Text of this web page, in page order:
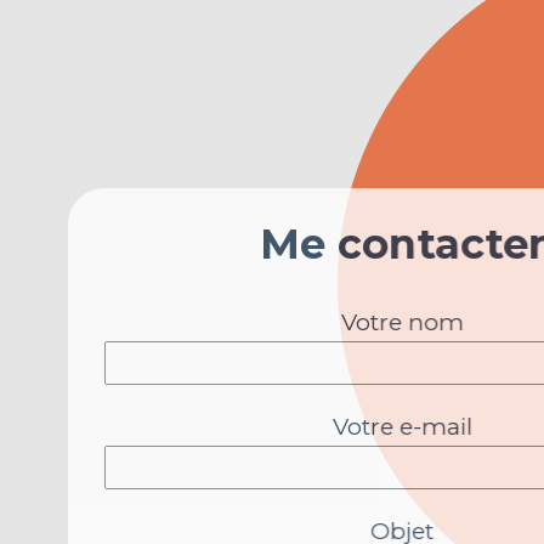
Me
Votre nom
Votre e-mail
Objet